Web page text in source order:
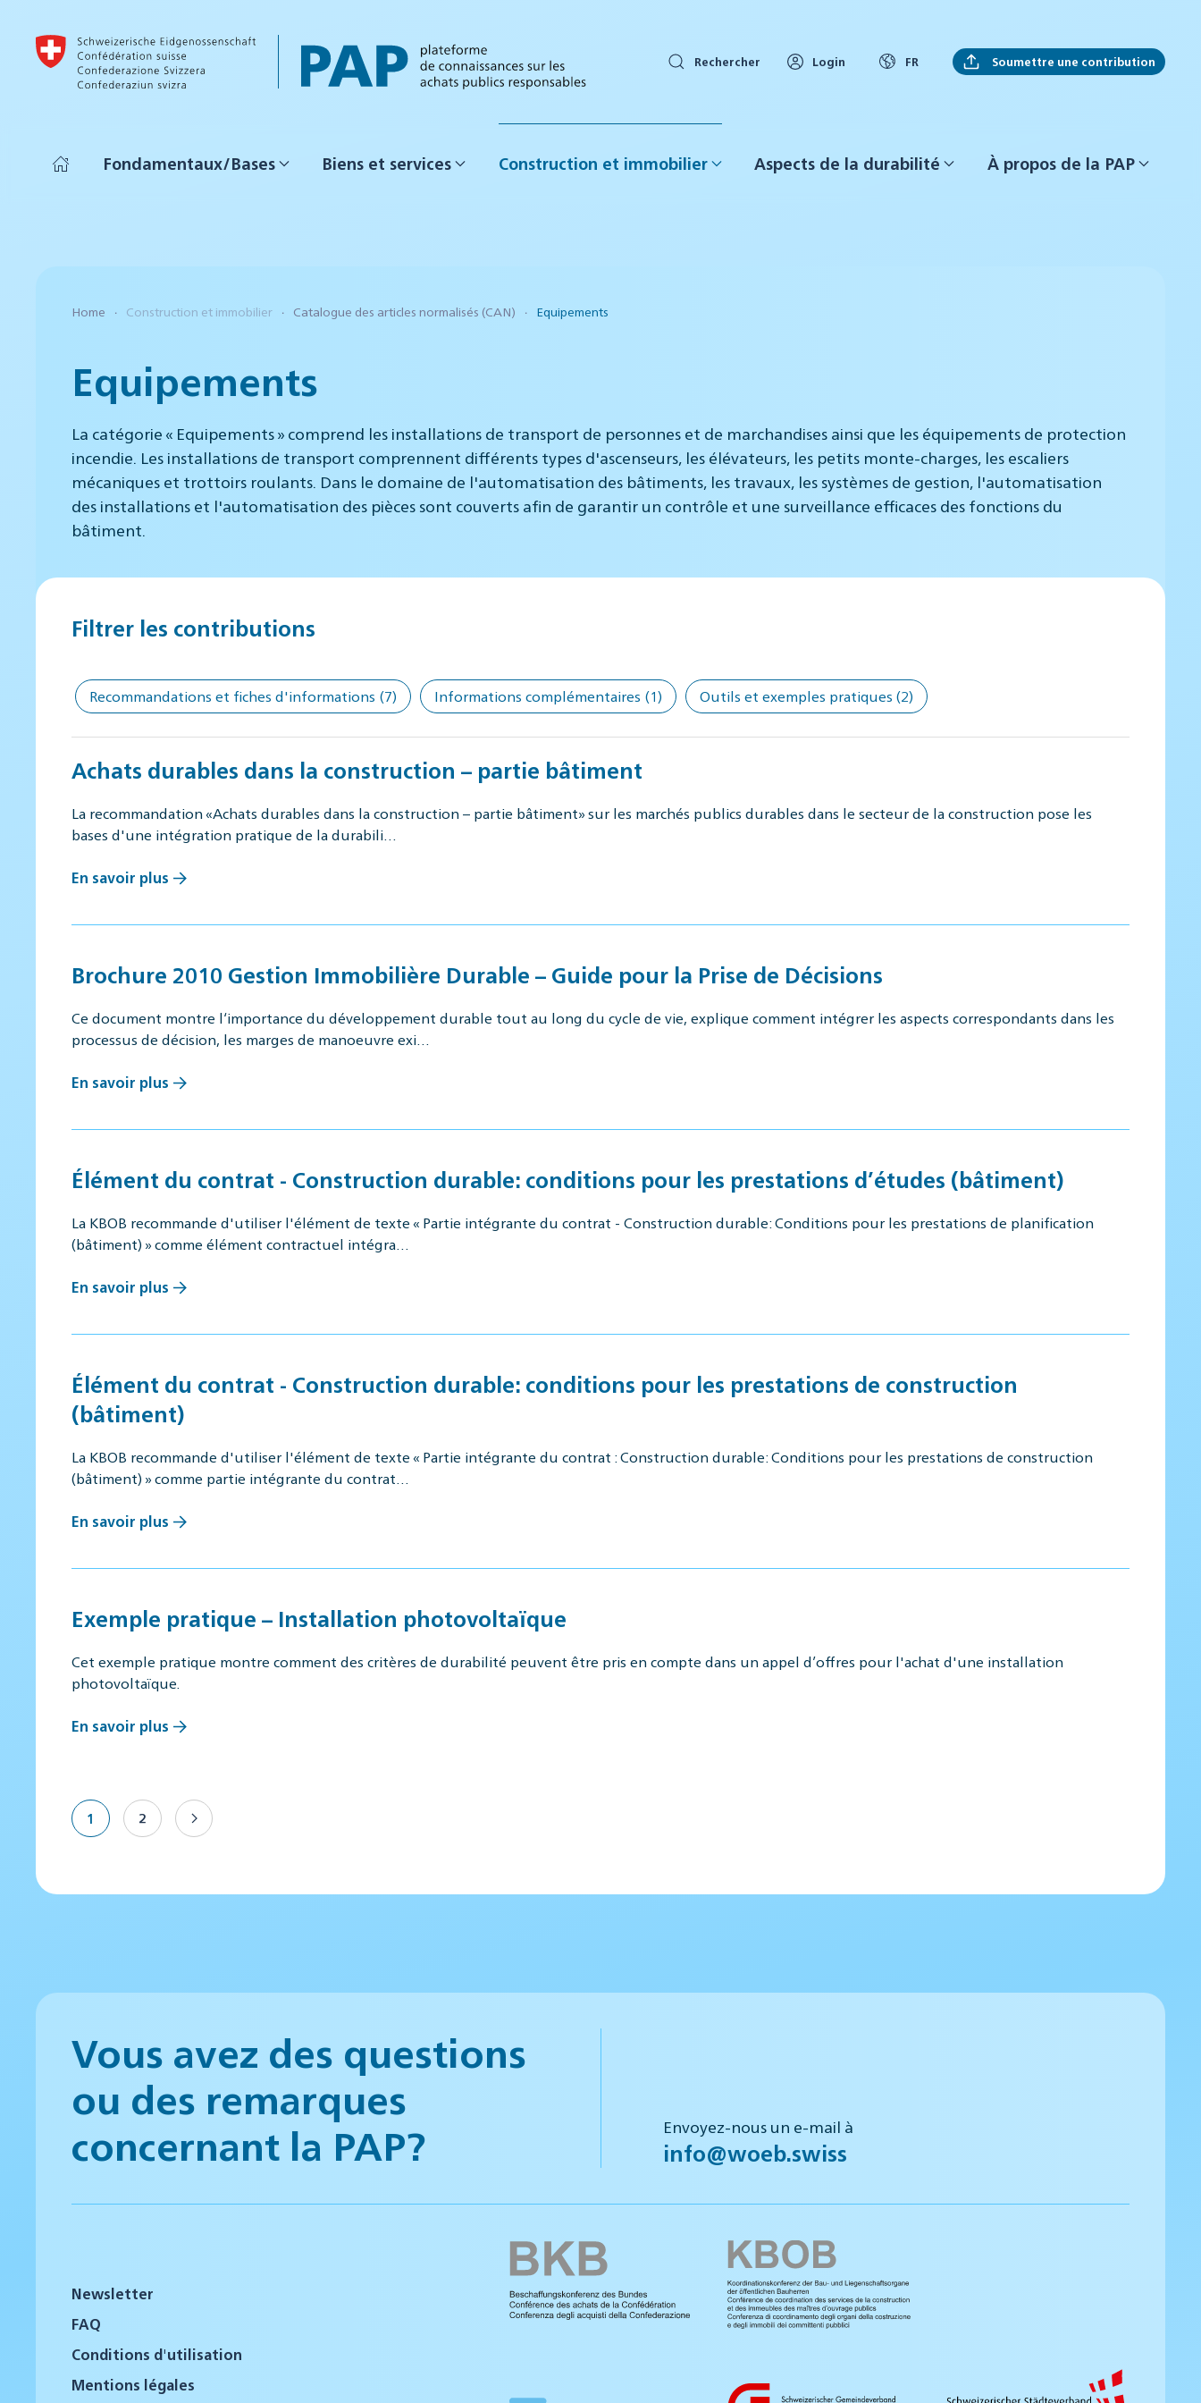
Accéder au contenu principal
Rechercher Login FR Soumettre une contribution
Fondamentaux/Bases Biens et services Construction et immobilier Aspects de la durabilité À propos de la PAP
Home Construction et immobilier Catalogue des articles normalisés (CAN) Equipements
Equipements
La catégorie « Equipements » comprend les installations de transport de personnes et de marchandises ainsi que les équipements de protection
incendie. Les installations de transport comprennent différents types d'ascenseurs, les élévateurs, les petits monte-charges, les escaliers
mécaniques et trottoirs roulants. Dans le domaine de l'automatisation des bâtiments, les travaux, les systèmes de gestion, l'automatisation
des installations et l'automatisation des pièces sont couverts afin de garantir un contrôle et une surveillance efficaces des fonctions du
bâtiment.
Filtrer les contributions
Recommandations et fiches d'informations (7) Informations complémentaires (1) Outils et exemples pratiques (2)
Achats durables dans la construction – partie bâtiment
La recommandation «Achats durables dans la construction – partie bâtiment» sur les marchés publics durables dans le secteur de la construction pose les
bases d'une intégration pratique de la durabili…
En savoir plus
Brochure 2010 Gestion Immobilière Durable – Guide pour la Prise de Décisions
Ce document montre l‘importance du développement durable tout au long du cycle de vie, explique comment intégrer les aspects correspondants dans les
processus de décision, les marges de manoeuvre exi…
En savoir plus
Élément du contrat - Construction durable: conditions pour les prestations d’études (bâtiment)
La KBOB recommande d'utiliser l'élément de texte « Partie intégrante du contrat - Construction durable: Conditions pour les prestations de planification
(bâtiment) » comme élément contractuel intégra…
En savoir plus
Élément du contrat - Construction durable: conditions pour les prestations de construction
(bâtiment)
La KBOB recommande d'utiliser l'élément de texte « Partie intégrante du contrat : Construction durable: Conditions pour les prestations de construction
(bâtiment) » comme partie intégrante du contrat…
En savoir plus
Exemple pratique – Installation photovoltaïque
Cet exemple pratique montre comment des critères de durabilité peuvent être pris en compte dans un appel d’offres pour l'achat d'une installation
photovoltaïque.
En savoir plus
1 2
Vous avez des questions
ou des remarques
concernant la PAP?
Envoyez-nous un e-mail à
info@woeb.swiss
Newsletter
FAQ
Conditions d'utilisation
Mentions légales